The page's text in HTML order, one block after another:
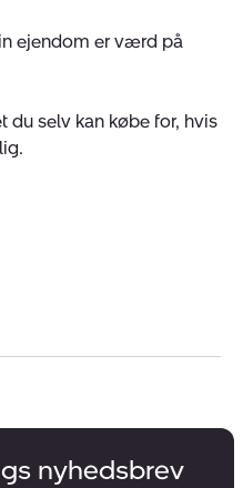
ejendom er værd på
du selv kan købe for, hvis
nyhedsbrev